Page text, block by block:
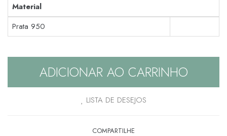
Material
Prata 950
ADICIONAR AO CARRINHO
LISTA DE DESEJOS
COMPARTILHE